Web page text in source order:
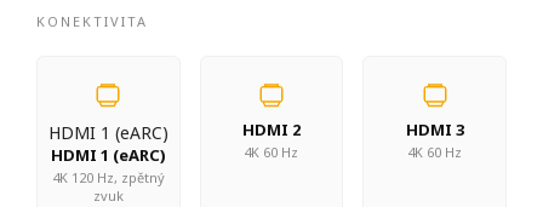
KONEKTIVITA
HDMI 1 (eARC)
HDMI 1 (eARC)
4K 120 Hz, zpětný
zvuk
HDMI 2
4K 60 Hz
HDMI 3
4K 60 Hz